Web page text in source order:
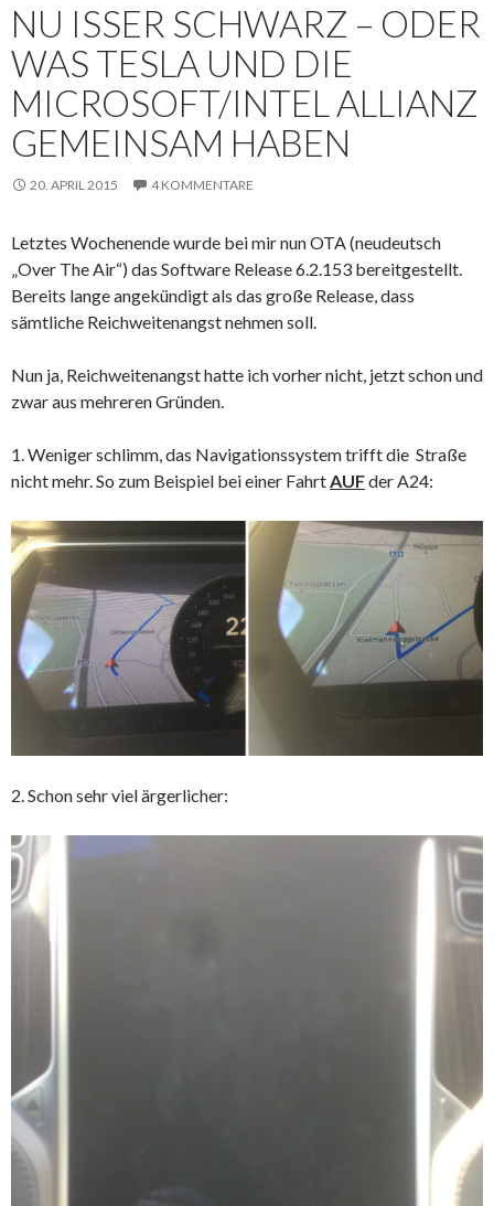
NU ISSER SCHWARZ – ODER
WAS TESLA UND DIE
MICROSOFT/INTEL ALLIANZ
GEMEINSAM HABEN
20. APRIL 2015 4 KOMMENTARE
Letztes Wochenende wurde bei mir nun OTA (neudeutsch
„Over The Air“) das Software Release 6.2.153 bereitgestellt.
Bereits lange angekündigt als das große Release, dass
sämtliche Reichweitenangst nehmen soll.
Nun ja, Reichweitenangst hatte ich vorher nicht, jetzt schon und
zwar aus mehreren Gründen.
1. Weniger schlimm, das Navigationssystem trifft die Straße
nicht mehr. So zum Beispiel bei einer FahrtAUFder A24:
2. Schon sehr viel ärgerlicher: